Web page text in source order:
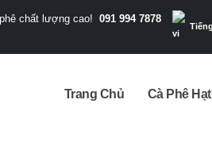
chất lượng cao! 091 994 7878
Trang Chủ Cà Phê Hạt